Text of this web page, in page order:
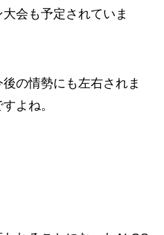
会も予定されていま
の情勢にも左右されま
よね。